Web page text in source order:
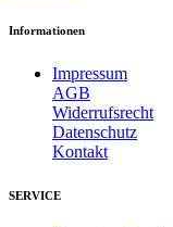
Informationen
Impressum
AGB
Widerrufsrecht
Datenschutz
Kontakt
SERVICE